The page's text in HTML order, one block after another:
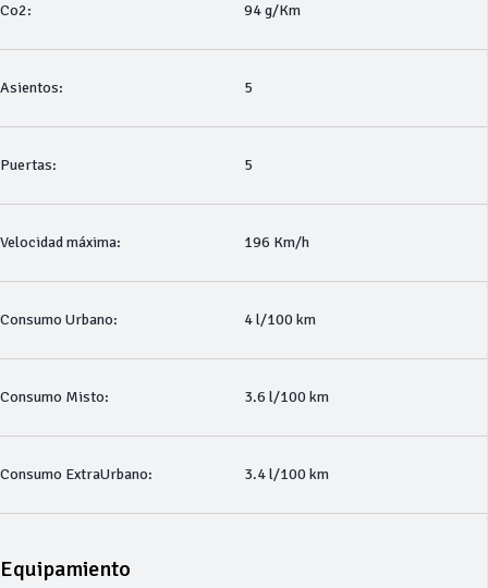
Co2: 94 g/Km
Asientos: 5
Puertas: 5
Velocidad máxima: 196 Km/h
Consumo Urbano: 4 l/100 km
Consumo Misto: 3.6 l/100 km
Consumo ExtraUrbano: 3.4 l/100 km
Equipamiento